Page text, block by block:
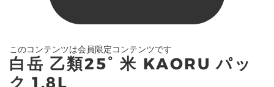
このコンテンツは会員限定コンテンツです
白岳 乙類25° 米 KAORU パッ
ク 1.8L